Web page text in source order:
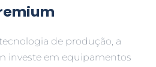
de produção, a
investe em equipamentos